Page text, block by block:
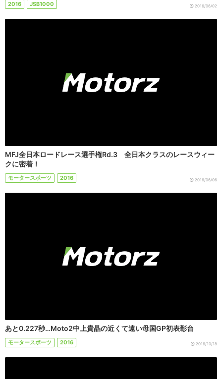
2016 JSB1000 2016/06/02
MFJ全日本ロードレース選手権Rd.3 全日本クラスのレースウィー
クに密着！
モータースポーツ 2016 2016/06/06
あと0.227秒…Moto2中上貴晶の近くて遠い母国GP初表彰台
モータースポーツ 2016 2016/10/18